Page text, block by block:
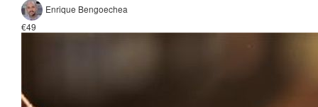
Enrique Bengoechea
€49